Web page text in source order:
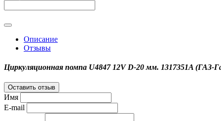
Описание
Отзывы
Циркуляционная помпа U4847 12V D-20 мм. 1317351A (ГАЗ-
Оставить отзыв
Имя
E-mail